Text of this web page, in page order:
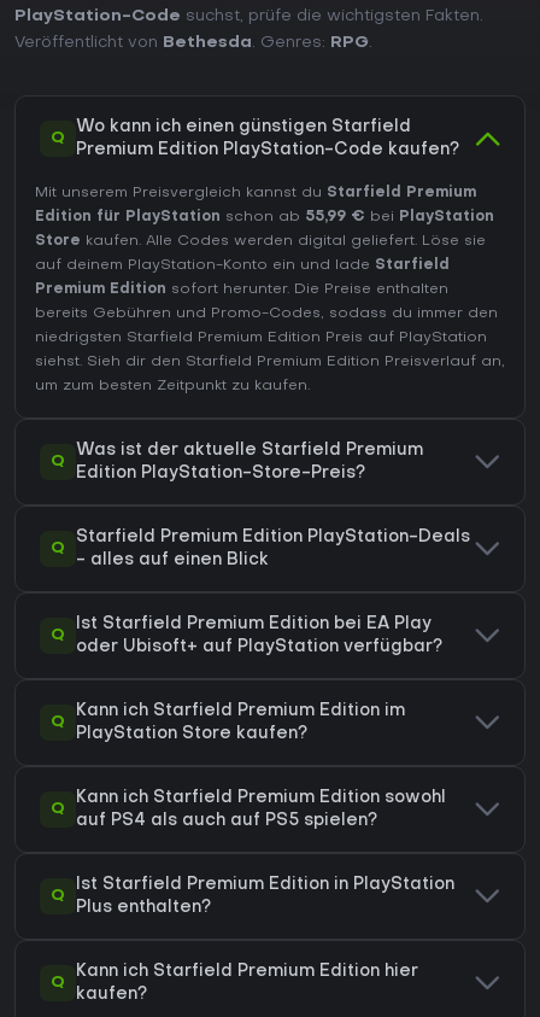
PlayStation-Code suchst, prüfe die wichtigsten Fakten.
Veröffentlicht von
Bethesda. Genres: RPG.
Q
Wo kann ich einen günstigen Starfield
Premium Edition PlayStation-Code kaufen?
Mit unserem Preisvergleich kannst du Starfield Premium
Edition für PlayStation schon ab 55,99 € bei PlayStation
Store kaufen. Alle Codes werden digital geliefert. Löse sie
auf deinem PlayStation-Konto ein und lade Starfield
Premium Edition sofort herunter. Die Preise enthalten
bereits Gebühren und Promo-Codes, sodass du immer den
niedrigsten Starfield Premium Edition Preis auf PlayStation
siehst. Sieh dir den Starfield Premium Edition Preisverlauf an,
um zum besten Zeitpunkt zu kaufen.
Q
Was ist der aktuelle Starfield Premium
Edition PlayStation-Store-Preis?
Q
Starfield Premium Edition PlayStation-Deals
- alles auf einen Blick
Q
Ist Starfield Premium Edition bei EA Play
oder Ubisoft+ auf PlayStation verfügbar?
Q
Kann ich Starfield Premium Edition im
PlayStation Store kaufen?
Q
Kann ich Starfield Premium Edition sowohl
auf PS4 als auch auf PS5 spielen?
Q
Ist Starfield Premium Edition in PlayStation
Plus enthalten?
Q
Kann ich Starfield Premium Edition hier
kaufen?